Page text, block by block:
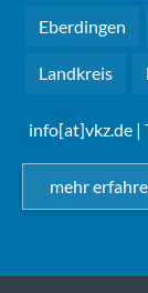
Eberdingen
Landkreis
info[at]vkz.de |
mehr